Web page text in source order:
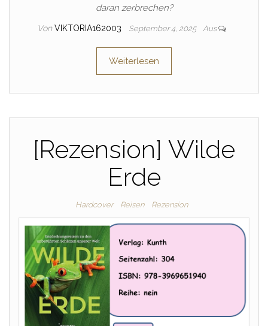
daran zerbrechen?
Von VIKTORIA162003 September 4, 2025 Aus
Weiterlesen
[Rezension] Wilde
Erde
Hardcover Reisen Rezension